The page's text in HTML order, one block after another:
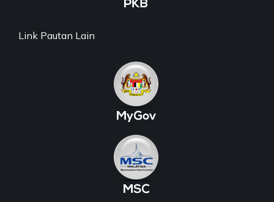
Link Pautan Lain